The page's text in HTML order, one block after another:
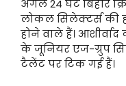
अगले 24 घंटे बिहार
लोकल सिलेक्टर्स
होने वाले हैं।
के जूनियर एज-ग्रुप
टैलेंट पर टिक गई हैं।